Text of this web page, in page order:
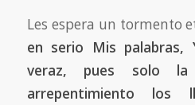
Les espera un tormento
en serio Mis
veraz, pues solo
arrepentimiento los